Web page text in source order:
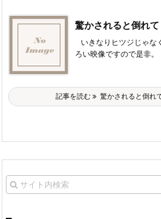
驚かされると倒れ
いきなりヒツジじゃな
ろい映像ですので是非。
記事を読む 驚かされると倒れ